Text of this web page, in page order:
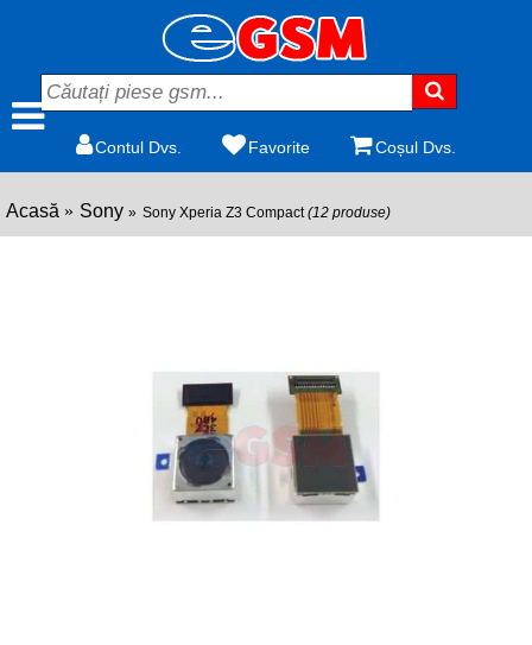
Contul Dvs. Favorite Coșul Dvs.
Acasă Sony Sony Xperia Z3 Compact(12 produse)